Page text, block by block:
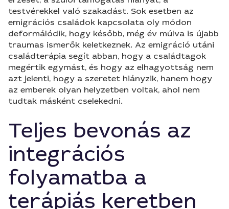
testvérekkel való szakadást. Sok esetben az
emigrációs családok kapcsolata oly módon
deformálódik, hogy később, még év múlva is újabb
traumas ismerők keletkeznek. Az emigráció utáni
családterápia segít abban, hogy a családtagok
megértik egymást, és hogy az elhagyottság nem
azt jelenti, hogy a szeretet hiányzik, hanem hogy
az emberek olyan helyzetben voltak, ahol nem
tudtak másként cselekedni.
Teljes bevonás az
integrációs
folyamatba a
terápiás keretben